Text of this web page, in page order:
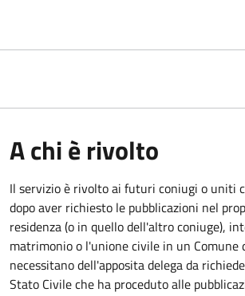
A chi è rivolto
Il servizio è rivolto ai futuri coniugi o uniti
dopo aver richiesto le pubblicazioni nel
residenza (o in quello dell'altro coniuge),
matrimonio o l'unione civile in un Comune
necessitano dell'apposita delega da
Stato Civile che ha proceduto alle